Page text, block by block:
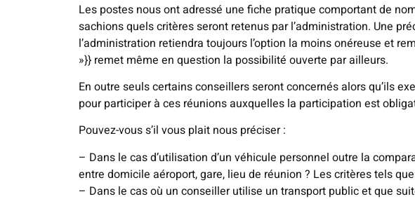
Les postes nous ont adressé une fiche pratique comportant de
sachions quels critères seront retenus par l’administration. Une
l’administration retiendra toujours l’option la moins onéreuse et
»}} remet même en question la possibilité ouverte par ailleurs.
En outre seuls certains conseillers seront concernés alors qu’ils
pour participer à ces réunions auxquelles la participation est
Pouvez-vous s’il vous plait nous préciser :
– Dans le cas d’utilisation d’un véhicule personnel outre la
entre domicile aéroport, gare, lieu de réunion ? Les critères tels
– Dans le cas où un conseiller utilise un transport public et que